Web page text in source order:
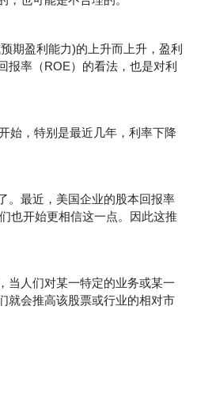
期盈利能力)的上升而上升，盈利
报率（ROE）的看法，也是对利
，特别是最近几年，利率下降
。最近，美国企业的股本回报率
也开始更相信这一点。因此这推
当人们对某一特定的业务或某一
就会推高该股票或行业的相对市